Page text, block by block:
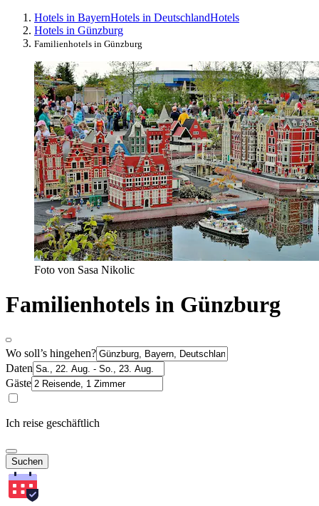
Hotels in BayernHotels in DeutschlandHotels
Hotels in Günzburg
Familienhotels in Günzburg
Foto von Sasa Nikolic
Familienhotels in Günzburg
Wo soll’s hingehen?
Daten
Gäste
Ich reise geschäftlich
Suchen